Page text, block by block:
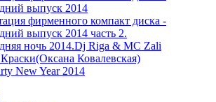
выпуск 2014
фирменного компакт диска -
выпуск 2014 часть 2.
ночь 2014.Dj Riga & MC Zali
Ковалевская)
New Year 2014